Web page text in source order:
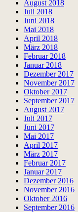
August 2018
Juli 2018
Juni 2018
Mai 2018
April 2018
März 2018
Februar 2018
Januar 2018
Dezember 2017
November 2017
Oktober 2017
September 2017
August 2017
Juli 2017
Juni 2017
Mai 2017
April 2017
März 2017
Februar 2017
Januar 2017
Dezember 2016
November 2016
Oktober 2016
September 2016